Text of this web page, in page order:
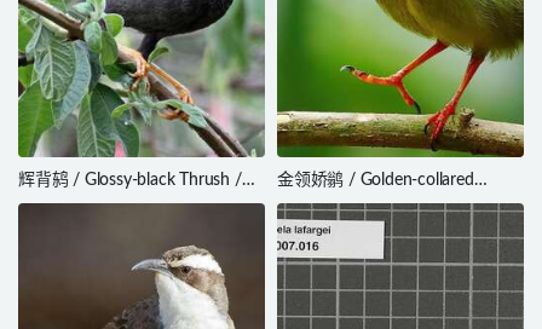
辉背鸫 / Glossy-black Thrush /
Turdus serranus
金领娇鹟 / Golden-collared
Manakin / Manacus vitellinus